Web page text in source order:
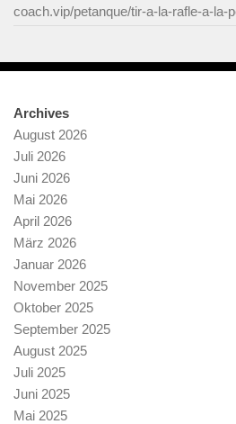
coach.vip/petanque/tir-a-la-rafle-a-la-
Archives
August 2026
Juli 2026
Juni 2026
Mai 2026
April 2026
März 2026
Januar 2026
November 2025
Oktober 2025
September 2025
August 2025
Juli 2025
Juni 2025
Mai 2025